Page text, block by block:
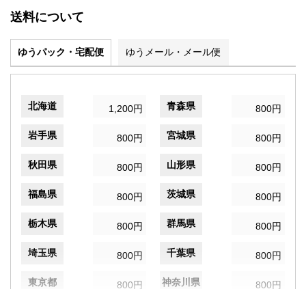
送料について
ゆうパック・宅配便 ゆうメール・メール便
北海道 1,200円 青森県 800円
岩手県 800円 宮城県 800円
秋田県 800円 山形県 800円
福島県 800円 茨城県 800円
栃木県 800円 群馬県 800円
埼玉県 800円 千葉県 800円
東京都 800円 神奈川県 800円